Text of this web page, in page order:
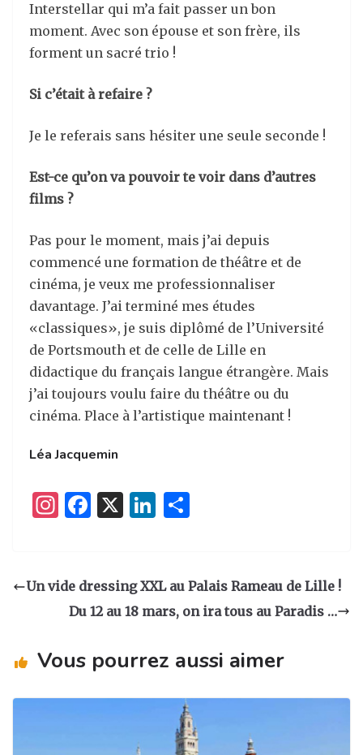
Interstellar qui m’a fait passer un bon
moment. Avec son épouse et son frère, ils
forment un sacré trio !
Si c’était à refaire ?
Je le referais sans hésiter une seule seconde !
Est-ce qu’on va pouvoir te voir dans d’autres
films ?
Pas pour le moment, mais j’ai depuis
commencé une formation de théâtre et de
cinéma, je veux me professionnaliser
davantage. J’ai terminé mes études
«classiques», je suis diplômé de l’Université
de Portsmouth et de celle de Lille en
didactique du français langue étrangère. Mais
j’ai toujours voulu faire du théâtre ou du
cinéma. Place à l’artistique maintenant !
Léa Jacquemin
I
a
g
m
F
e
b
o
X
Li
e
dI
g
er
Un vide dressing XXL au Palais Rameau de Lille !
Du 12 au 18 mars, on ira tous au Paradis …
Vous pourrez aussi aimer